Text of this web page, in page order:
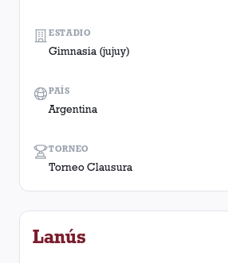
TORNEO
Torneo Clausura
ESTADIO
Gimnasia (jujuy)
PAÍS
Argentina
Lanús